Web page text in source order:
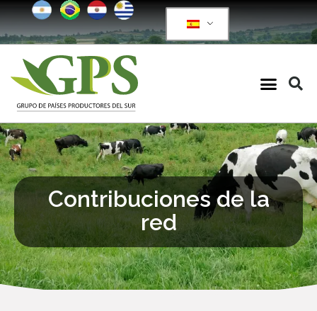
Contribuciones de la
red